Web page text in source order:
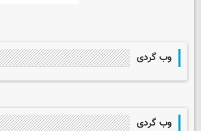
وب گردی
وب گردی